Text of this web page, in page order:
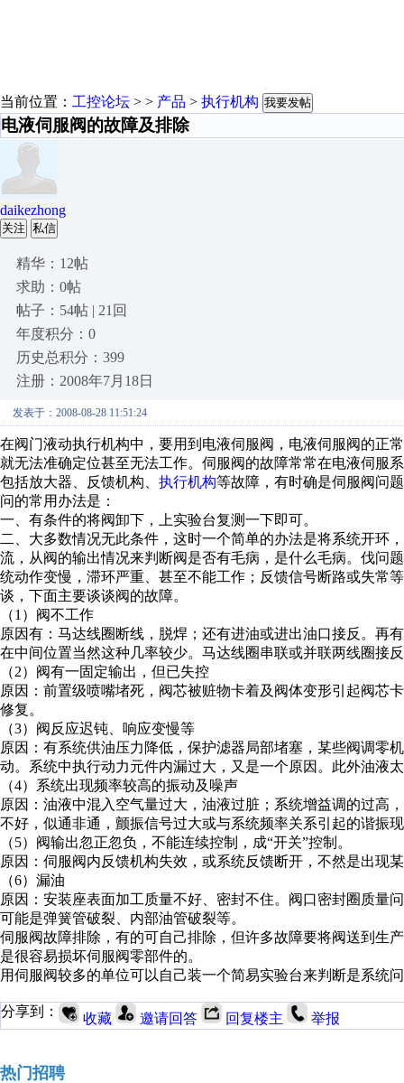
当前位置： 工控论坛 > > 产品 > 执行机构 我要发帖
电液伺服阀的故障及排除
daikezhong
关注 私信
精华：12帖
求助：0帖
帖子：54帖 | 21回
年度积分：0
历史总积分：399
注册：2008年7月18日
发表于：2008-08-28 11:51:24
在阀门液动执行机构中，要用到电液伺服阀，电液伺服阀的正
就无法准确定位甚至无法工作。伺服阀的故障常常在电液伺服
包括放大器、反馈机构、 执行机构等故障，有时确是伺服阀问
问的常用办法是：
一、有条件的将阀卸下，上实验台复测一下即可。
二、大多数情况无此条件，这时一个简单的办法是将系统开环
流，从阀的输出情况来判断阀是否有毛病，是什么毛病。伐问
统动作变慢，滞环严重、甚至不能工作；反馈信号断路或失常
谈，下面主要谈谈阀的故障。
（1）阀不工作
原因有：马达线圈断线，脱焊；还有进油或进出油口接反。再
在中间位置当然这种几率较少。马达线圈串联或并联两线圈接
（2）阀有一固定输出，但已失控
原因：前置级喷嘴堵死，阀芯被赃物卡着及阀体变形引起阀芯
修复。
（3）阀反应迟钝、响应变慢等
原因：有系统供油压力降低，保护滤器局部堵塞，某些阀调零
动。系统中执行动力元件内漏过大，又是一个原因。此外油液
（4）系统出现频率较高的振动及噪声
原因：油液中混入空气量过大，油液过脏；系统增益调的过高
不好，似通非通，颤振信号过大或与系统频率关系引起的谐振
（5）阀输出忽正忽负，不能连续控制，成“开关”控制。
原因：伺服阀内反馈机构失效，或系统反馈断开，不然是出现
（6）漏油
原因：安装座表面加工质量不好、密封不住。阀口密封圈质量
可能是弹簧管破裂、内部油管破裂等。
伺服阀故障排除，有的可自己排除，但许多故障要将阀送到生
是很容易损坏伺服阀零部件的。
用伺服阀较多的单位可以自己装一个简易实验台来判断是系统
分享到： 收藏 邀请回答 回复楼主 举报
热门招聘